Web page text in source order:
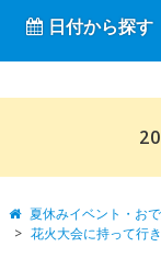
日付から探す
夏休みイベント・お
花火大会に持って行